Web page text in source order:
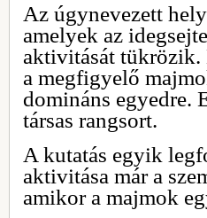
Az úgynevezett
amelyek az
aktivitását tükrözik.
a megfigyelő
domináns egyedre.
társas rangsort.
A kutatás egyik
aktivitása már a
amikor a majmok